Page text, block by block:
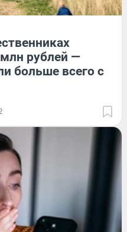
рублей —
больше всего с